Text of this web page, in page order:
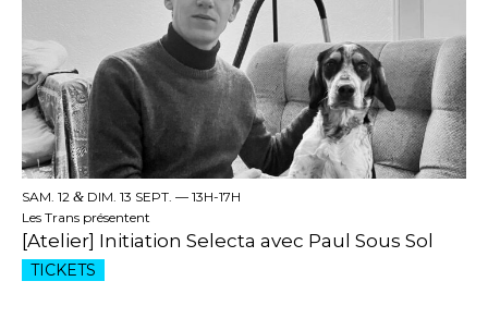
SAM. 12 & DIM. 13 SEPT. — 13H-17H
Les Trans présentent
[Atelier] Initiation Selecta avec Paul Sous Sol
TICKETS